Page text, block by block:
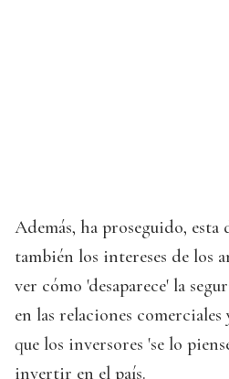
Además, ha proseguido,
también los intereses de los
ver cómo 'desaparece' la
en las relaciones
que los inversores 'se lo
invertir en el país.